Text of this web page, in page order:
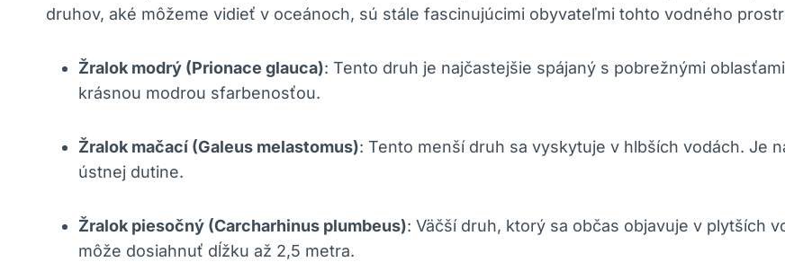
druhov, aké môžeme vidieť v oceánoch, sú stále fascinujúcimi obyvateľmi tohto vodného
Žralok modrý (Prionace glauca): Tento druh je najčastejšie spájaný s pobrežnými
krásnou modrou sfarbenosťou.
Žralok mačací (Galeus melastomus): Tento menší druh sa vyskytuje v hlbších vodách. Je
ústnej dutine.
Žralok piesočný (Carcharhinus plumbeus): Väčší druh, ktorý sa občas objavuje v plytších
môže dosiahnuť dĺžku až 2,5 metra.